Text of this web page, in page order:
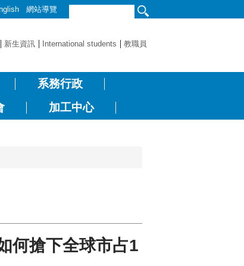
網站導覽
新生資訊 International students 教職員
系務行政
加工中心
何搶下全球市占1